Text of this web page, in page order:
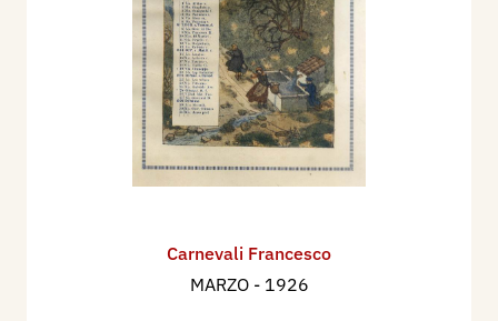
Carnevali Francesco
MARZO - 1926